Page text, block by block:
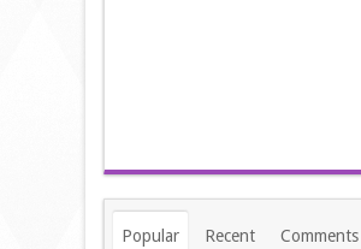
Popular Recent Comments